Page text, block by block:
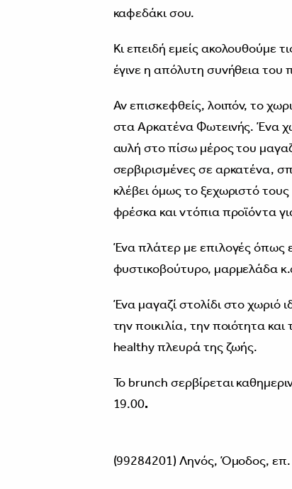
καφεδάκι σου.
Kι επειδή εμείς ακολουθούμε
έγινε η απόλυτη συνήθεια του
Αν επισκεφθείς, λοιπόν, το
στα Αρκατένα Φωτεινής. Ένα
αυλή στο πίσω μέρος του
σερβιρισμένες σε αρκατένα,
κλέβει όμως το ξεχωριστό
φρέσκα και ντόπια προϊόντα
Ένα πλάτερ με επιλογές όπως
φυστικοβούτυρο, μαρμελάδα
Ένα μαγαζί στολίδι στο χωριό
την ποικιλία, την ποιότητα
healthy πλευρά της ζωής.
Το brunch σερβίρεται
19.00.
(99284201) Ληνός, Όμοδος,